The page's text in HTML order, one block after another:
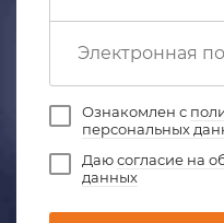
Ознакомлен с
персональных
Даюсогласие на
данных